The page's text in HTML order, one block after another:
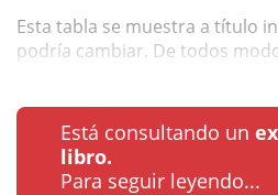
Esta tabla se muestra a título
podría cambiar. De todos
Está consultando un
libro.
Para seguir leyendo...